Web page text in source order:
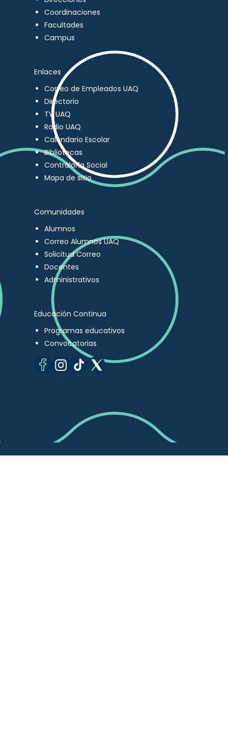
Coordinaciones
Facultades
Campus
Enlaces
Correo de Empleados UAQ
Directorio
TV UAQ
Radio UAQ
Calendario Escolar
Bibliotecas
Contraloría Social
Mapa de sitio
Comunidades
Alumnos
Correo Alumnos UAQ
Solicitud Correo
Docentes
Administrativos
Educación Continua
Programas educativos
Convocatorias